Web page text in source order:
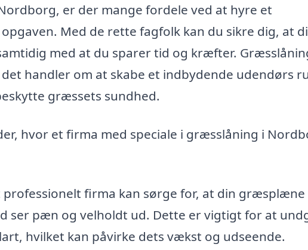
er der mange fordele ved at hyre et
Med de rette fagfolk kan du sikre dig, at
med at du sparer tid og kræfter.
handler om at skabe et indbydende udendørs
græssets sundhed.
hvor et firma med speciale i græsslåning i
professionelt firma kan sørge for, at din
ser pæn og velholdt ud. Dette er vigtigt for at
hvilket kan påvirke dets vækst og udseende.